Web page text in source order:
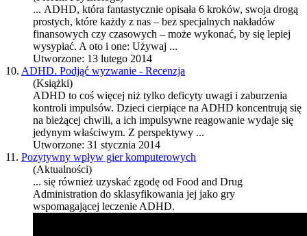
... ADHD, która fantastycznie opisała 6 kroków, swoja drogą
prostych, które każdy z nas – bez specjalnych nakładów
finansowych czy czasowych – może wykonać, by się lepiej
wysypiać. A oto i one: Używaj ...
Utworzone: 13 lutego 2014
10. ADHD. Podjąć wyzwanie - Recenzja
(Książki)
ADHD to coś więcej niż tylko deficyty uwagi i zaburzenia
kontroli impulsów. Dzieci cierpiące na ADHD koncentrują się
na bieżącej chwili, a ich impulsywne reagowanie wydaje się
jedynym właściwym. Z perspektywy ...
Utworzone: 31 stycznia 2014
11. Pozytywny wpływ gier komputerowych
(Aktualności)
... się również uzyskać zgodę od Food and Drug
Administration do sklasyfikowania jej jako gry
wspomagającej leczenie ADHD.